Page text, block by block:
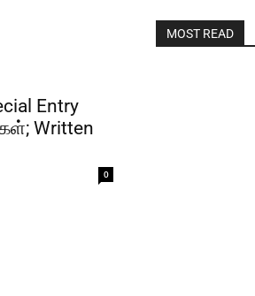
Entry
Written
0
MOST READ